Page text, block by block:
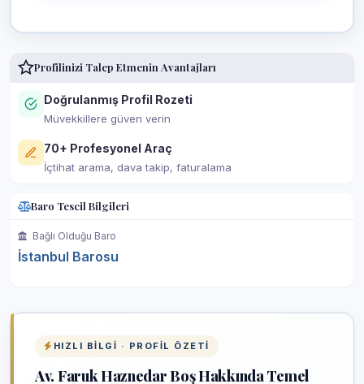
Profilinizi Talep Etmenin Avantajları
Doğrulanmış Profil Rozeti
Müvekkillere güven verin
70+ Profesyonel Araç
İçtihat arama, dava takip, faturalama
Baro Tescil Bilgileri
Bağlı Olduğu Baro
İstanbul Barosu
HIZLI BILGI · PROFIL ÖZETI
Av. Faruk Haznedar Boş Hakkında Temel